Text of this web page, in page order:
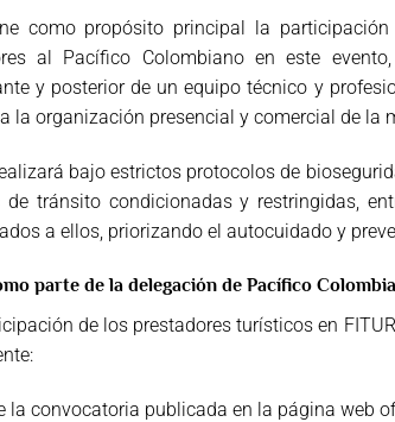
como propósito principal la
al Pacífico Colombiano en este
y posterior de un equipo técnico y
la organización presencial y comercial de la
bajo estrictos protocolos de
tránsito condicionadas y restringidas,
a ellos, priorizando el autocuidado y
parte de la delegación de Pacífico
de los prestadores turísticos en
la convocatoria publicada en la página web